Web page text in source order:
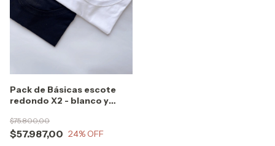
Pack de Básicas escote
redondo X2 - blanco y
$57.987,00
$75.800,00
24% OFF